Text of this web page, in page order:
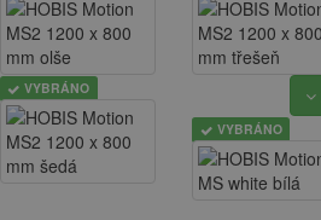
VYBRÁNO
VYBRÁNO